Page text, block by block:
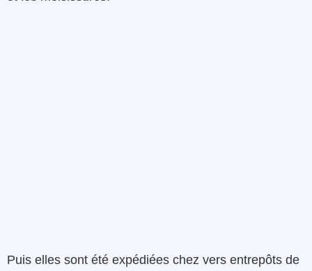
Puis elles sont été expédiées chez vers entrepôts de